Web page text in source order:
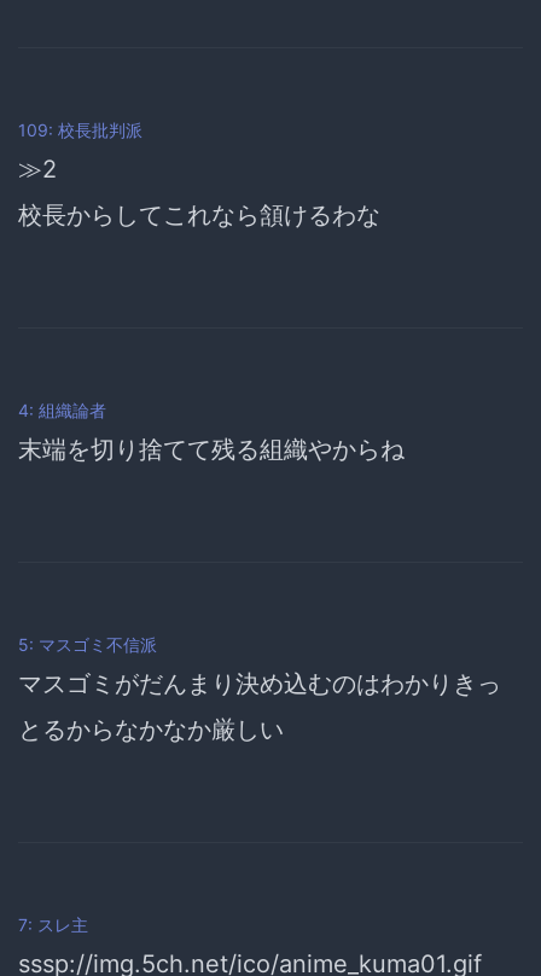
109: 校長批判派
≫2
校長からしてこれなら頷けるわな
4: 組織論者
末端を切り捨てて残る組織やからね
5: マスゴミ不信派
マスゴミがだんまり決め込むのはわかりきっ
とるからなかなか厳しい
7: スレ主
sssp://img.5ch.net/ico/anime_kuma01.gif